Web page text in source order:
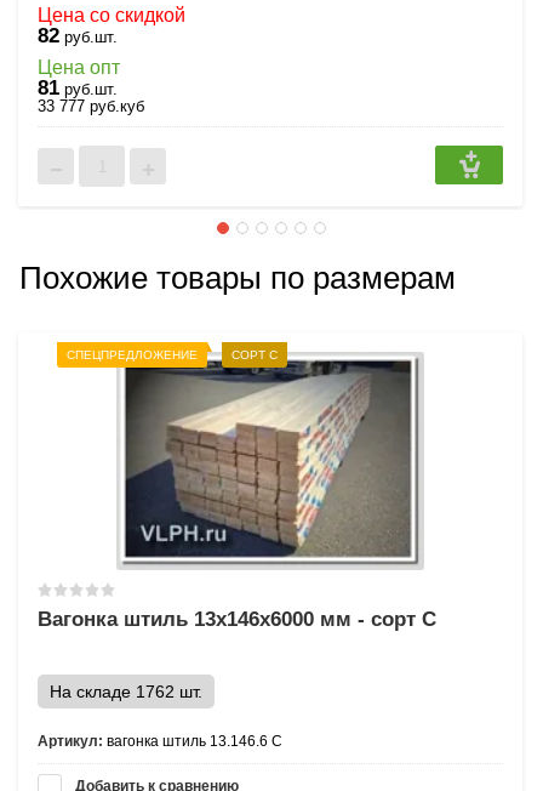
Цена со скидкой
82 руб.шт.
Цена опт
81 руб.шт.
33 777 руб.куб
Похожие товары по размерам
СПЕЦПРЕДЛОЖЕНИЕ СОРТ С
Вагонка штиль 13х146х6000 мм - сорт С
На складе 1762 шт.
Артикул: вагонка штиль 13.146.6 С
Добавить к сравнению